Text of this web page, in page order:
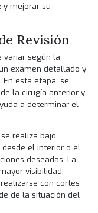
y mejorar su
Revisión
variar según la
examen detallado y
esta etapa, se
la cirugía anterior y
a determinar el
realiza bajo
desde el interior o el
deseadas. La
visibilidad,
con cortes
de la situación del